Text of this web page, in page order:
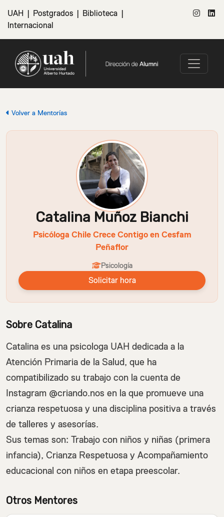
UAH Postgrados Biblioteca
Internacional
Volver a Mentorías
Catalina Muñoz Bianchi
Psicóloga Chile Crece Contigo en Cesfam
Peñaflor
Psicología
Solicitar hora
Sobre Catalina
Catalina es una psicologa UAH dedicada a la
Atención Primaria de la Salud, que ha
compatibilizado su trabajo con la cuenta de
Instagram @criando.nos en la que promueve una
crianza respetuosa y una disciplina positiva a través
de talleres y asesorías.
Sus temas son: Trabajo con niños y niñas (primera
infancia), Crianza Respetuosa y Acompañamiento
educacional con niños en etapa preescolar.
Otros Mentores